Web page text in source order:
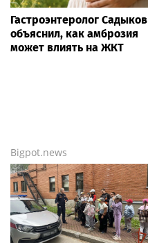
Гастроэнтеролог Садыков
объяснил, как амброзия
может влиять на ЖКТ
Bigpot.news